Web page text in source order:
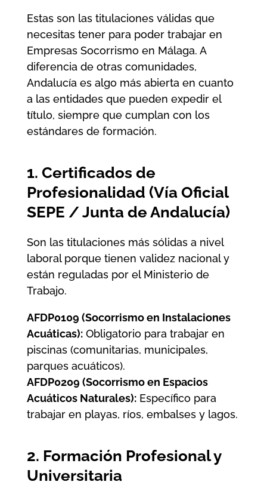
Estas son las titulaciones válidas que
necesitas tener para poder trabajar en
Empresas Socorrismo en Málaga. A
diferencia de otras comunidades,
Andalucía es algo más abierta en cuanto
a las entidades que pueden expedir el
título, siempre que cumplan con los
estándares de formación.
1. Certificados de
Profesionalidad (Vía Oficial
SEPE / Junta de Andalucía)
Son las titulaciones más sólidas a nivel
laboral porque tienen validez nacional y
están reguladas por el Ministerio de
Trabajo.
AFDP0109 (Socorrismo en Instalaciones
Acuáticas):Obligatorio para trabajar en
piscinas (comunitarias, municipales,
parques acuáticos).
AFDP0209 (Socorrismo en Espacios
Acuáticos Naturales):Específico para
trabajar en playas, ríos, embalses y lagos.
2. Formación Profesional y
Universitaria